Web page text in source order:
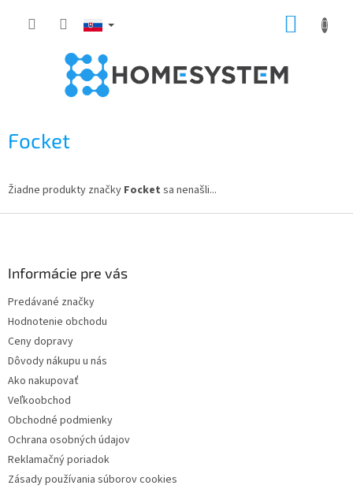
Focket
Žiadne produkty značky Focket sa nenašli...
Informácie pre vás
Predávané značky
Hodnotenie obchodu
Ceny dopravy
Dôvody nákupu u nás
Ako nakupovať
Veľkoobchod
Obchodné podmienky
Ochrana osobných údajov
Reklamačný poriadok
Zásady používania súborov cookies